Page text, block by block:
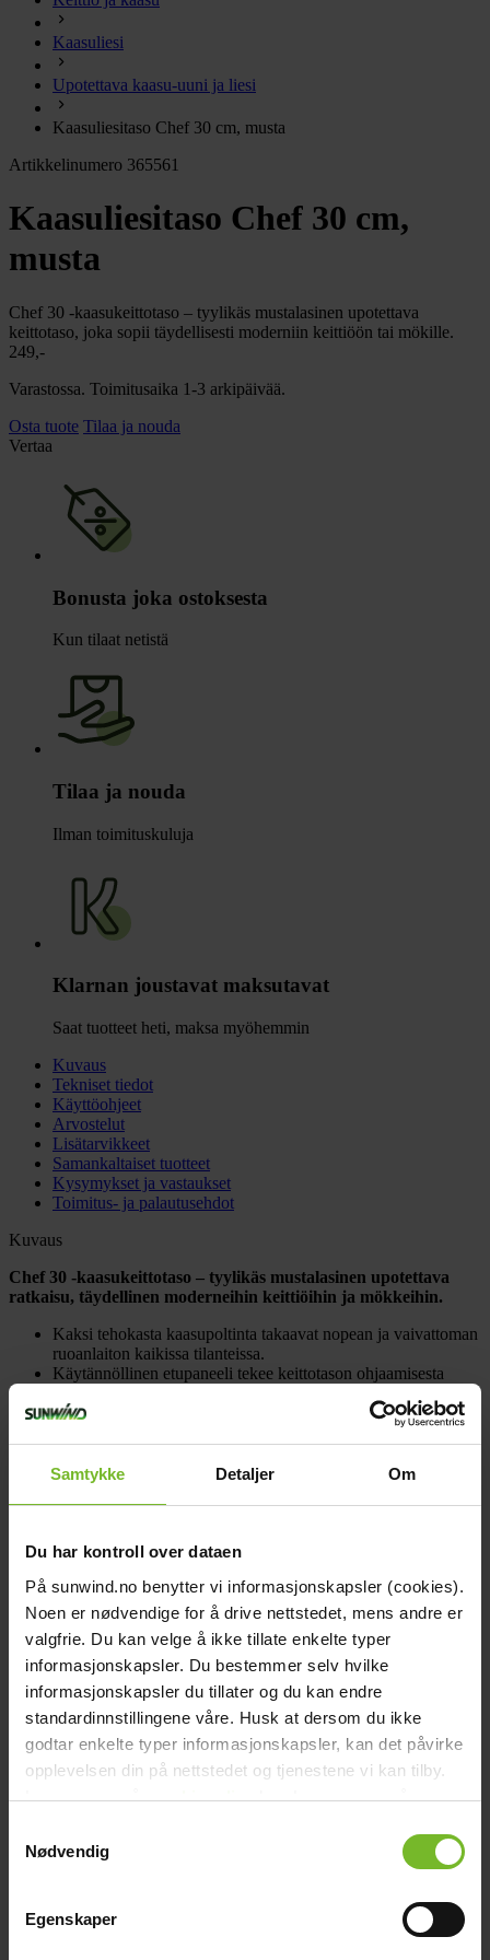
Samtykke Detaljer Om
Du har kontroll over dataen
På sunwind.no benytter vi informasjonskapsler (cookies).
Noen er nødvendige for å drive nettstedet, mens andre er
valgfrie. Du kan velge å ikke tillate enkelte typer
informasjonskapsler. Du bestemmer selv hvilke
informasjonskapsler du tillater og du kan endre
standardinnstillingene våre. Husk at dersom du ikke
godtar enkelte typer informasjonskapsler, kan det påvirke
opplevelsen din på nettstedet og tjenestene vi kan tilby.
Les mer om vårcookiepolicyher. Les mer om våre
Nødvendig
Egenskaper
Energia chevron_right
Keittiö ja kaasu
Lämpö chevron_right
Vesi chevron_right
Käymälä chevron_right
Piha ja Puutarha
chevron_right
Muut chevron_right
Kaasuliesi
Upotettava kaasu-uuni ja liesi
Kaasuliesitaso Chef 30 cm, musta
Artikkelinumero 365561
Kaasuliesitaso Chef 30 cm,
musta
Chef 30 -kaasukeittotaso – tyylikäs mustalasinen upotettava
keittotaso, joka sopii täydellisesti moderniin keittiöön tai mökille.
249,-
Varastossa. Toimitusaika 1-3 arkipäivää.
Osta tuote Tilaa ja nouda
Vertaa
Bonusta joka ostoksesta
Kun tilaat netistä
Tilaa ja nouda
Ilman toimituskuluja
Klarnan joustavat maksutavat
Saat tuotteet heti, maksa myöhemmin
Kuvaus
Tekniset tiedot
Käyttöohjeet
Arvostelut
Lisätarvikkeet
Samankaltaiset tuotteet
Kysymykset ja vastaukset
Toimitus- ja palautusehdot
Kuvaus
Chef 30 -kaasukeittotaso – tyylikäs mustalasinen upotettava
ratkaisu, täydellinen moderneihin keittiöihin ja mökkeihin.
Kaksi tehokasta kaasupoltinta takaavat nopean ja vaivattoman
ruoanlaiton kaikissa tilanteissa.
Käytännöllinen etupaneeli tekee keittotason ohjaamisesta
Sileä lasipinta on helppo pitää puhtaana – vain pyyhkäisy
Vankat kattilatuet yhdistävät käytännöllisyyden ja tyylikkään
Kaasupolttimien säätönupit on varustettu automaattisella sytytyksellä
muuntajan avulla (lisävaruste, myydään erikseen).
Chef 30 tarjoaa elegantin ja luotettavan ratkaisun, joka sopii yhtä
hyvin koti- kuin mökkikeittiöönkin. Päivitä ruoanlaittokokemuksesi
tyylillä ja toimivuudella!
Tekniset tiedot
Syvyys (cm):
Leveys (cm):30
Paino (kg):5,6
Väri:Musta
Sytytys:
230 volttia
Kaasupolttimien lukumäärä:2
Virtalähde:230V
Tuotemerkki:Sunwind
Korkeus (cm):15